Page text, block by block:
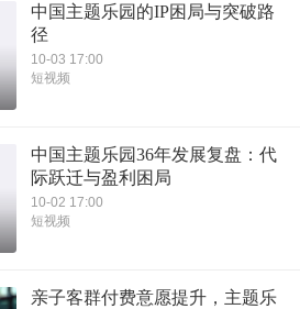
中国主题乐园的IP困局与突破路
径
10-03 17:00
短视频
中国主题乐园36年发展复盘：代
际跃迁与盈利困局
10-02 17:00
短视频
亲子客群付费意愿提升，主题乐